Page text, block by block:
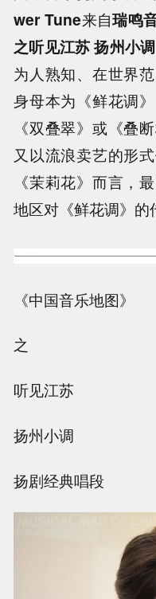
wer Tune来自瑞鸣
之听见江苏 扬州小
为人熟知、在世界
身母本为《鲜花调
《双叠翠》或《叠
又以流浪卖艺的形
《茉莉花》而言，
地区对《鲜花调》的
《中国音乐地图》
之
听见江苏
扬州小调
扬剧经典唱段